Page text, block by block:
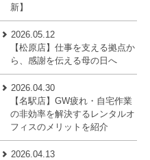
新】
2026.05.12
【松原店】仕事を支える拠点か
ら、感謝を伝える母の日へ
2026.04.30
【名駅店】GW疲れ・自宅作業
の非効率を解決するレンタルオ
フィスのメリットを紹介
2026.04.13